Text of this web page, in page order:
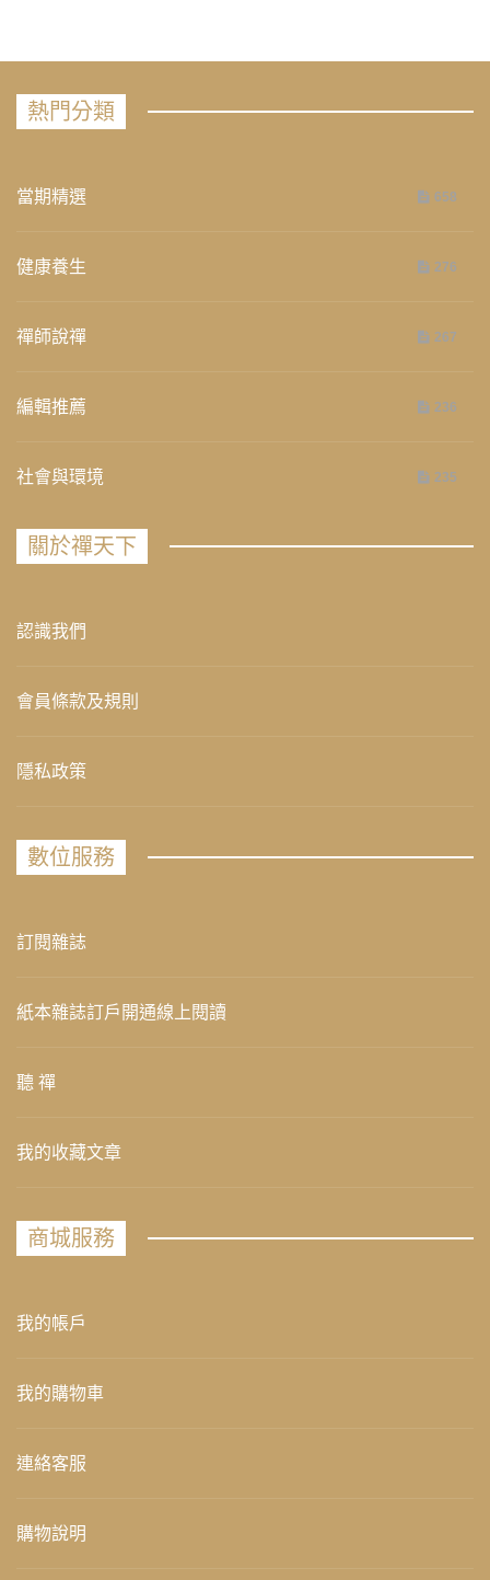
熱門分類
當期精選 658
健康養生 276
禪師說禪 267
編輯推薦 236
社會與環境 235
關於禪天下
認識我們
會員條款及規則
隱私政策
數位服務
訂閱雜誌
紙本雜誌訂戶開通線上閱讀
聽 禪
我的收藏文章
商城服務
我的帳戶
我的購物車
連絡客服
購物說明